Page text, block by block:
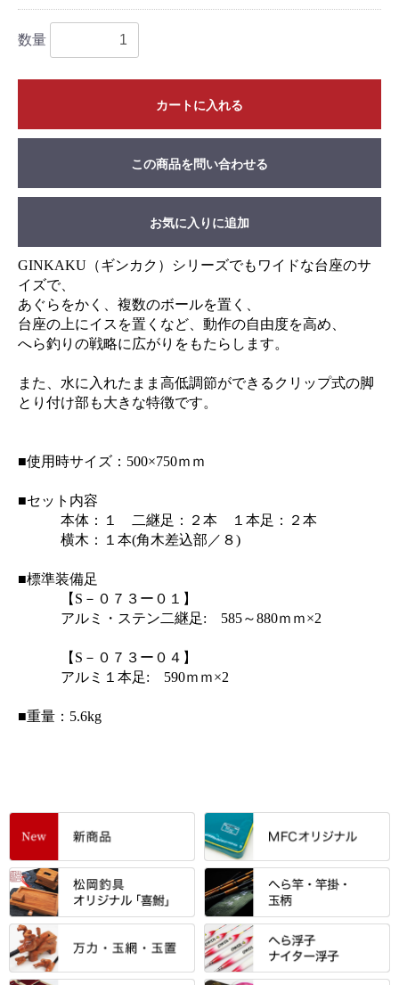
数量
カートに入れる
この商品を問い合わせる
お気に入りに追加
GINKAKU（ギンカク）シリーズでもワイドな台座のサ
イズで、
あぐらをかく、複数のボールを置く、
台座の上にイスを置くなど、動作の自由度を高め、
へら釣りの戦略に広がりをもたらします。
また、水に入れたまま高低調節ができるクリップ式の脚
とり付け部も大きな特徴です。
■使用時サイズ：500×750ｍｍ
■セット内容
本体：１ 二継足：２本 １本足：２本
横木：１本(角木差込部／８)
■標準装備足
【S－０７３ー０１】
アルミ・ステン二継足: 585～880ｍｍ×2
【S－０７３ー０４】
アルミ１本足: 590ｍｍ×2
■重量：5.6kg
すべて
「雅（みやび）」シリーズ・エ
ントＰＬＵＳシリーズ
エントラント・ＳＰＷシリーズ
すべて
「至高」シリーズ
すべて
シマノ